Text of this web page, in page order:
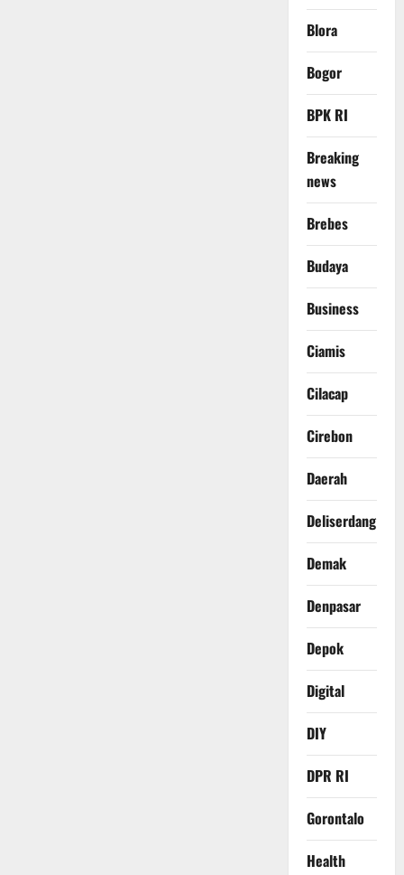
Blora
Bogor
BPK RI
Breaking
news
Brebes
Budaya
Business
Ciamis
Cilacap
Cirebon
Daerah
Deliserdang
Demak
Denpasar
Depok
Digital
DIY
DPR RI
Gorontalo
Health